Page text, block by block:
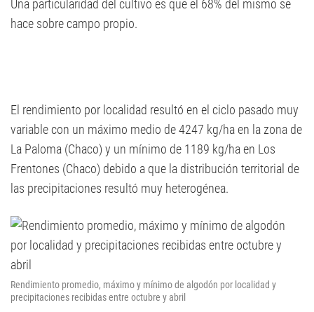
Una particularidad del cultivo es que el 68% del mismo se
hace sobre campo propio.
El rendimiento por localidad resultó en el ciclo pasado muy
variable con un máximo medio de 4247 kg/ha en la zona de
La Paloma (Chaco) y un mínimo de 1189 kg/ha en Los
Frentones (Chaco) debido a que la distribución territorial de
las precipitaciones resultó muy heterogénea.
Rendimiento promedio, máximo y mínimo de algodón por localidad y
precipitaciones recibidas entre octubre y abril